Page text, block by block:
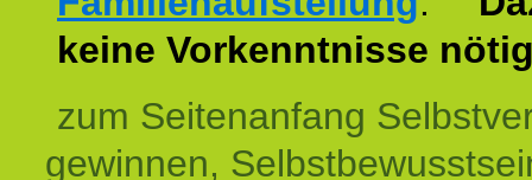
keine Vorkenntnisse
zum Seitenanfang
gewinnen,